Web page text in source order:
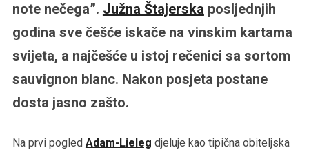
note nečega”. Južna Štajerska posljednjih
godina sve češće iskače na vinskim kartama
svijeta, a najčešće u istoj rečenici sa sortom
sauvignon blanc. Nakon posjeta postane
dosta jasno zašto.
Na prvi pogled Adam-Lieleg djeluje kao tipična obiteljska